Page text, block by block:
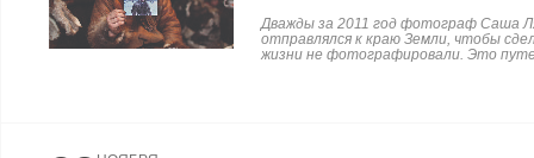
Дважды за 2011 год фотограф Саша
отправлялся к краю Земли, чтобы
жизни не фотографировали. Это